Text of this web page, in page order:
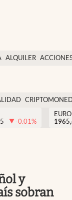
ALQUILER
-0.01%
y
sobran